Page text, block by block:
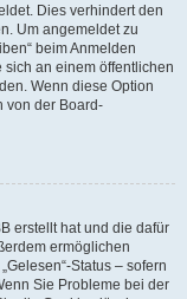
Dies verhindert den
Um angemeldet zu
beim Anmelden
an einem öffentlichen
Wenn diese Option
von der Board-
erstellt hat und die dafür
ermöglichen
Status – sofern
Sie Probleme bei der